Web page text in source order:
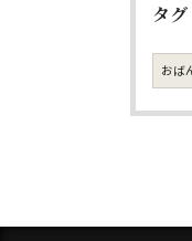
タグ
おば